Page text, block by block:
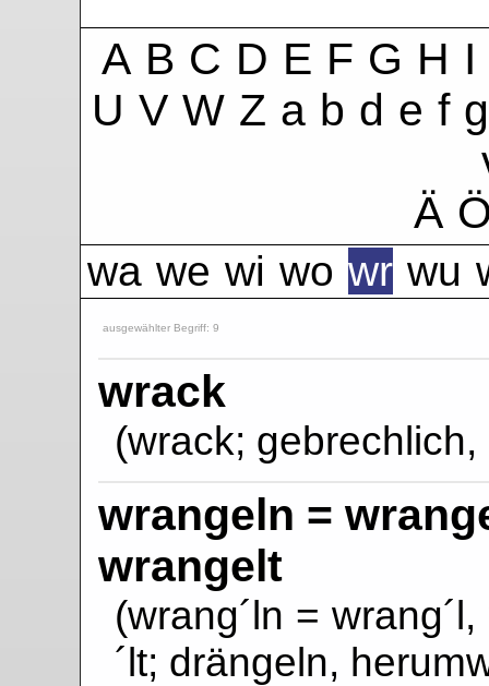
A B C D E F G H I
U V W Z a b d e f g
Ä
wa we wi wo wr wu
ausgewählter Begriff: 9
wrack
(wrack;
wrangeln =
wrangelt
(wrang´ln =
´lt; drängeln,